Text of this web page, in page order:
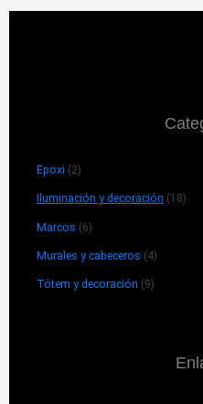
Epoxi (2)
Iluminación y decoración (18)
Marcos (6)
Murales y cabeceros (4)
Tótem y decoración (9)